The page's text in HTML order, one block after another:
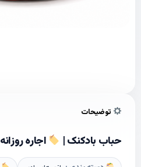
توضیحات
حباب بادکنک | اجاره روزانه